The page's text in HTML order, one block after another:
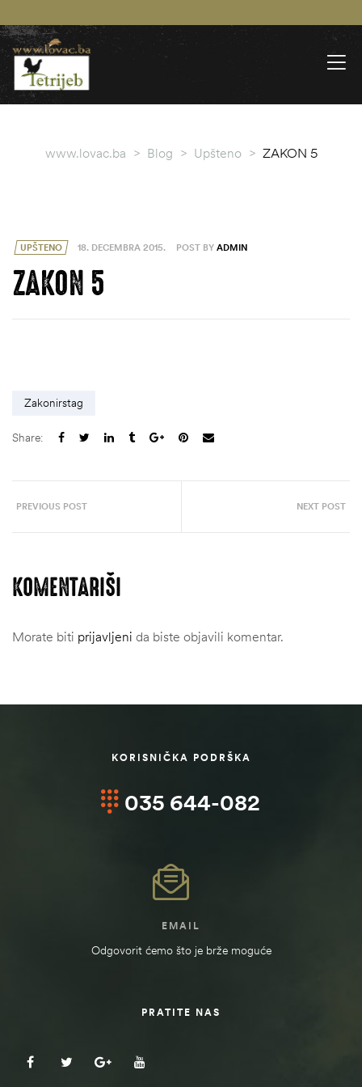
www.lovac.ba > Blog > Upšteno > ZAKON 5
UPŠTENO 18. DECEMBRA 2015. POST BY ADMIN
ZAKON 5
Zakonirstag
Share:
PREVIOUS POST NEXT POST
KOMENTARIŠI
Morate biti prijavljeni da biste objavili komentar.
KORISNIČKA PODRŠKA
035 644-082
EMAIL
Odgovorit ćemo što je brže moguće
PRATITE NAS